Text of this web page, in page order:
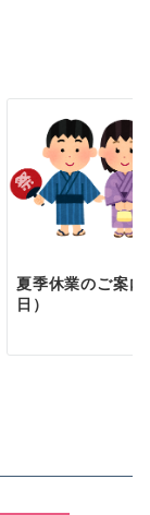
夏季休業のご案
日）